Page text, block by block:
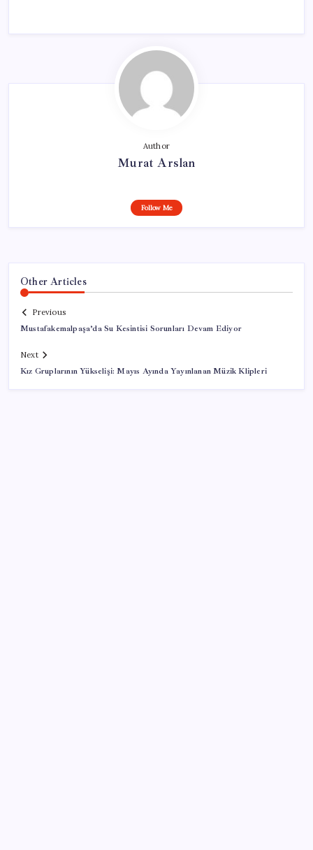
Author
Murat Arslan
Follow Me
Other Articles
Previous
Mustafakemalpaşa’da Su Kesintisi Sorunları Devam Ediyor
Next
Kız Gruplarının Yükselişi: Mayıs Ayında Yayınlanan Müzik Klipleri